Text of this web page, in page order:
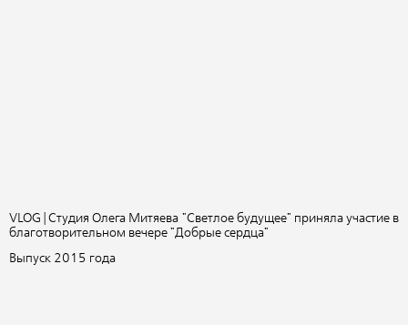
VLOG | Студия Олега Митяева "Светлое будущее" приняла участие в
благотворительном вечере "Добрые сердца"
Выпуск 2015 года